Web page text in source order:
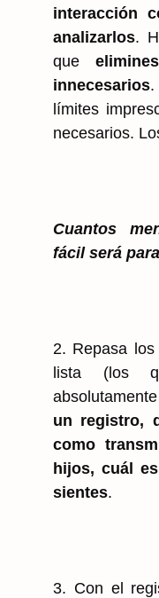
interacción
analizarlos.
que
innecesarios.
límites
necesarios.
Cuantos
fácil será
2. Repasa
lista (los
un registro,
como
hijos, cuál
sientes.
3. Con el